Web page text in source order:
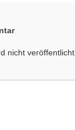
nicht veröffentlicht.